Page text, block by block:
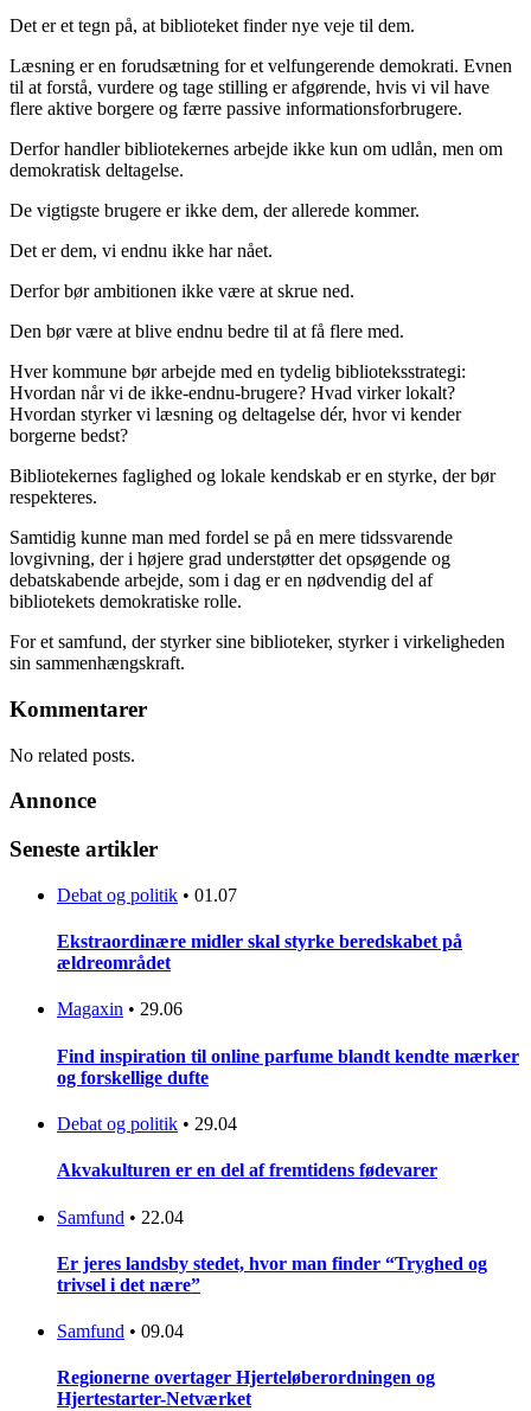
Det er et tegn på, at biblioteket finder nye veje til dem.
Læsning er en forudsætning for et velfungerende demokrati. Evnen
til at forstå, vurdere og tage stilling er afgørende, hvis vi vil have
flere aktive borgere og færre passive informationsforbrugere.
Derfor handler bibliotekernes arbejde ikke kun om udlån, men om
demokratisk deltagelse.
De vigtigste brugere er ikke dem, der allerede kommer.
Det er dem, vi endnu ikke har nået.
Derfor bør ambitionen ikke være at skrue ned.
Den bør være at blive endnu bedre til at få flere med.
Hver kommune bør arbejde med en tydelig biblioteksstrategi:
Hvordan når vi de ikke-endnu-brugere? Hvad virker lokalt?
Hvordan styrker vi læsning og deltagelse dér, hvor vi kender
borgerne bedst?
Bibliotekernes faglighed og lokale kendskab er en styrke, der bør
respekteres.
Samtidig kunne man med fordel se på en mere tidssvarende
lovgivning, der i højere grad understøtter det opsøgende og
debatskabende arbejde, som i dag er en nødvendig del af
bibliotekets demokratiske rolle.
For et samfund, der styrker sine biblioteker, styrker i virkeligheden
sin sammenhængskraft.
Kommentarer
No related posts.
Annonce
Seneste artikler
Debat og politik • 01.07
Ekstraordinære midler skal styrke beredskabet på
ældreområdet
Magaxin • 29.06
Find inspiration til online parfume blandt kendte mærker
og forskellige dufte
Debat og politik • 29.04
Akvakulturen er en del af fremtidens fødevarer
Samfund • 22.04
Er jeres landsby stedet, hvor man finder “Tryghed og
trivsel i det nære”
Samfund • 09.04
Regionerne overtager Hjerteløberordningen og
Hjertestarter-Netværket